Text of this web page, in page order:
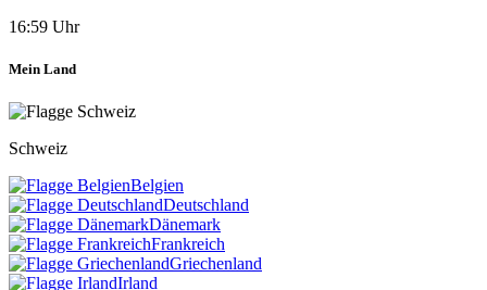
16:59 Uhr
Mein Land
Schweiz
Belgien
Deutschland
Dänemark
Frankreich
Griechenland
Irland